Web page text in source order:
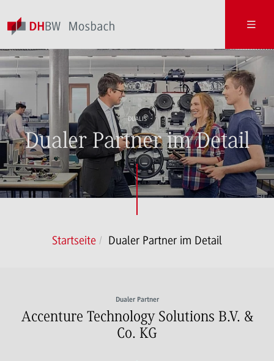
DUALIS
Dualer Partner im Detail
Startseite Dualer Partner im Detail
Dualer Partner
Accenture Technology Solutions B.V. &
Co. KG